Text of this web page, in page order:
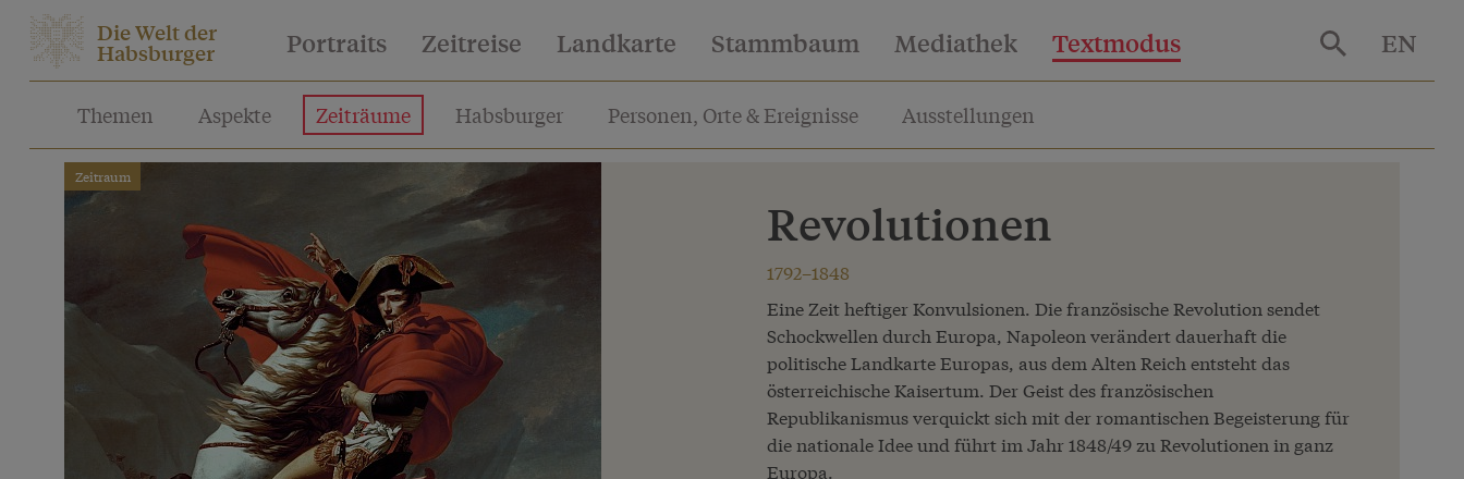
Die Welt der
Habsburger Portraits Zeitreise Landkarte Stammbaum Mediathek Textmodus EN
Themen Aspekte Zeiträume Habsburger Personen, Orte & Ereignisse Ausstellungen
Zeitraum
Revolutionen
1792–1848
Eine Zeit heftiger Konvulsionen. Die französische Revolution sendet
Schockwellen durch Europa, Napoleon verändert dauerhaft die
politische Landkarte Europas, aus dem Alten Reich entsteht das
österreichische Kaisertum. Der Geist des französischen
Republikanismus verquickt sich mit der romantischen Begeisterung für
die nationale Idee und führt im Jahr 1848/49 zu Revolutionen in ganz
Europa.